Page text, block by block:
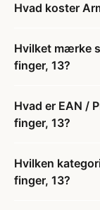
Hvad koster
Hvilket mærke
finger, 13?
Hvad er EAN /
finger, 13?
Hvilken
finger, 13?